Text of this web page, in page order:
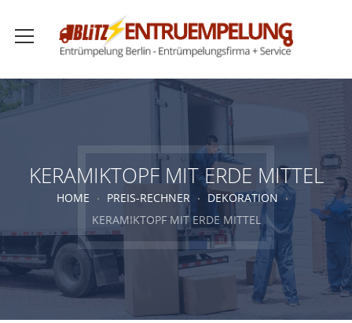
KERAMIKTOPF MIT ERDE MITTEL
HOME PREIS-RECHNER
DEKORATION
KERAMIKTOPF MIT ERDE MITTEL